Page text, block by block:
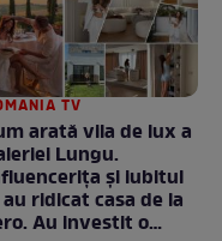
TV
arată vila de lux a
Lungu.
și iubitul
ridicat casa de la
Au investit o